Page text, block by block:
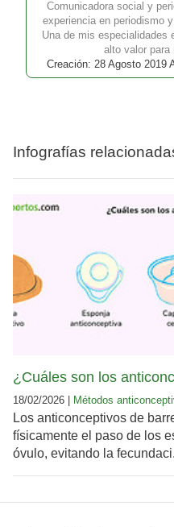
Comunicadora social y
experiencia en periodismo
Una de mis especialidades
alto valor para
Creación: 28 Agosto 2019
Infografías
¿Cuáles son los
18/02/2026 | Métodos
Los anticonceptivos de
físicamente el paso de los
óvulo, evitando la